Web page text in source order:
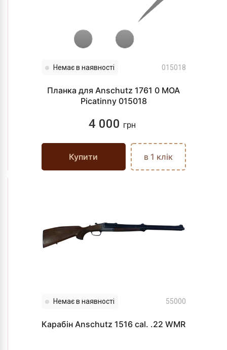
Немає в наявності 015018
Планка для Anschutz 1761 0 MOA
Picatinny 015018
4 000 грн
Купити в 1 клік
Немає в наявності 55000
Карабін Anschutz 1516 cal. .22 WMR